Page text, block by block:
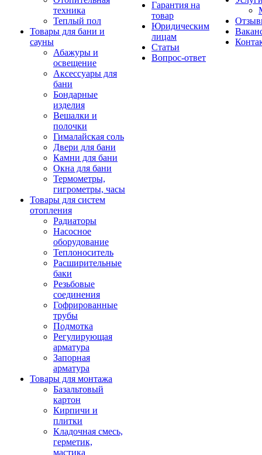
техника
Теплый пол
Товары для бани и
сауны
Абажуры и
освещение
Аксессуары для
бани
Бондарные
изделия
Вешалки и
полочки
Гималайская соль
Двери для бани
Камни для бани
Окна для бани
Термометры,
гигрометры, часы
Товары для систем
отопления
Радиаторы
Насосное
оборудование
Теплоноситель
Расширительные
баки
Резьбовые
соединения
Гофрированные
трубы
Подмотка
Регулирующая
арматура
Запорная
арматура
Товары для монтажа
Базальтовый
картон
Кирпичи и
плитки
Кладочная смесь,
герметик,
мастика
Гарантия на
товар
Юридическим
лицам
Статьи
Вопрос-ответ